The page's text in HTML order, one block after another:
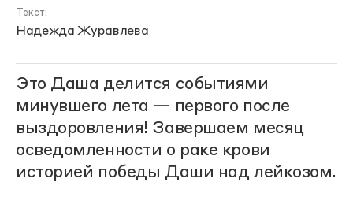
Текст:
Надежда Журавлева
Это Даша делится событиями
минувшего лета — первого после
выздоровления! Завершаем месяц
осведомленности о раке крови
историей победы Даши над лейкозом.